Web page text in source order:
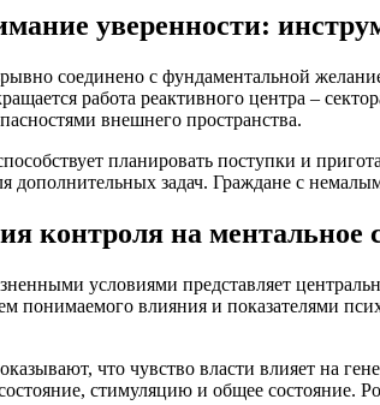
уверенности:
соединено с фундаментальной
работа реактивного центра –
внешнего пространства.
планировать поступки и
дополнительных задач. Граждане с
контроля на ментальное
условиями представляет
понимаемого влияния и показателями
что чувство власти влияет на
стимуляцию и общее состояние.